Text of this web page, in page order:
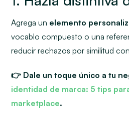
Agrega un elemento
vocablo compuesto o una
reducir rechazos por similitud
👉 Dale un toque único a tu
identidad de marca: 5 tips
marketplace.